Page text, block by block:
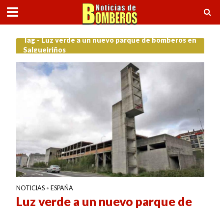
Tag - Luz verde a un nuevo parque de bomberos en
Salgueiriños
NOTICIAS • ESPAÑA
Luz verde a un nuevo parque de